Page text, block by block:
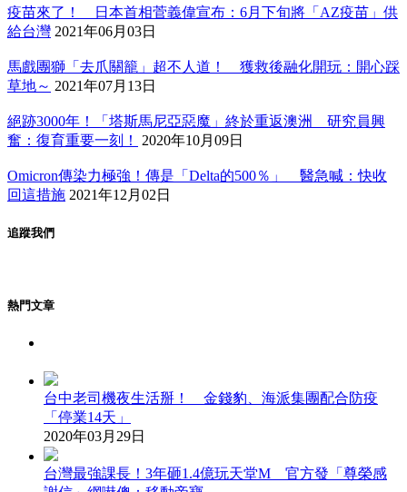
疫苗來了！ 日本首相菅義偉宣布：6月下旬將「AZ疫苗」供
給台灣 2021年06月03日
馬戲團獅「去爪關籠」超不人道！ 獲救後融化開玩：開心踩
草地～ 2021年07月13日
絕跡3000年！「塔斯馬尼亞惡魔」終於重返澳洲 研究員興
奮：復育重要一刻！
2020年10月09日
Omicron傳染力極強！傳是「Delta的500％」 醫急喊：快收
回這措施 2021年12月02日
追蹤我們
熱門文章
台中老司機夜生活掰！ 金錢豹、海派集團配合防疫
「停業14天」
2020年03月29日
台灣最強課長！3年砸1.4億玩天堂M 官方發「尊榮感